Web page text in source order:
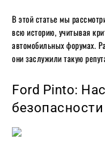
В этой статье мы
всю историю, учитывая
автомобильных форумах.
они заслужили такую
Ford Pinto:
безопасности